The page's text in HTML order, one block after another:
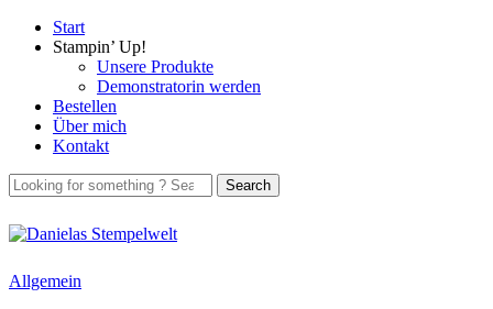
Start
Stampin’ Up!
Unsere Produkte
Demonstratorin werden
Bestellen
Über mich
Kontakt
Allgemein